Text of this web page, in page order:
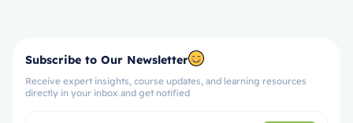
Subscribe to Our Newsletter
Receive expert insights, course updates, and learning resources
directly in your inbox and get notified